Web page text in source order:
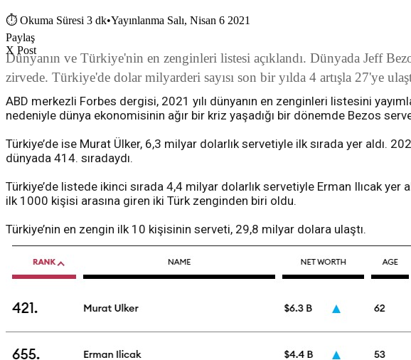
⏱ Okuma Süresi 3 dk•Yayınlanma Salı, Nisan 6 2021
Paylaş
X Post
Dünyanın ve Türkiye'nin en zenginleri listesi açıklandı. Dünyada Jeff
zirvede. Türkiye'de dolar milyarderi sayısı son bir yılda 4 artışla 27'ye
ABD merkezli Forbes dergisi, 2021 yılı dünyanın en zenginleri listesini
nedeniyle dünya ekonomisinin ağır bir kriz yaşadığı bir dönemde Bezos
Türkiye’de ise Murat Ülker, 6,3 milyar dolarlık servetiyle ilk sırada yer aldı.
dünyada 414. sıradaydı.
Türkiye’de listede ikinci sırada 4,4 milyar dolarlık servetiyle Erman Ilıcak yer
ilk 1000 kişisi arasına giren iki Türk zenginden biri oldu.
Türkiye’nin en zengin ilk 10 kişisinin serveti, 29,8 milyar dolara ulaştı.